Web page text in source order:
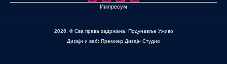
Импресум
2026. © Сва права задржана. Подунавље Уживо
Дизајн и веб: Премиер Дизајн Студио